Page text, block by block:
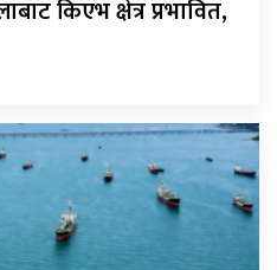
किएभ क्षेत्र प्रभावित,